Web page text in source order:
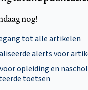
nog!
tot alle artikelen
alerts voor
opleiding en
toetsen